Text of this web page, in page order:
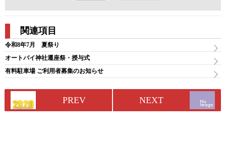
関連項目
令和8年7月 夏祭り
オートバイ神社遷座祭・授与式
有料駐車場 ご利用者募集のお知らせ
PREV NEXT